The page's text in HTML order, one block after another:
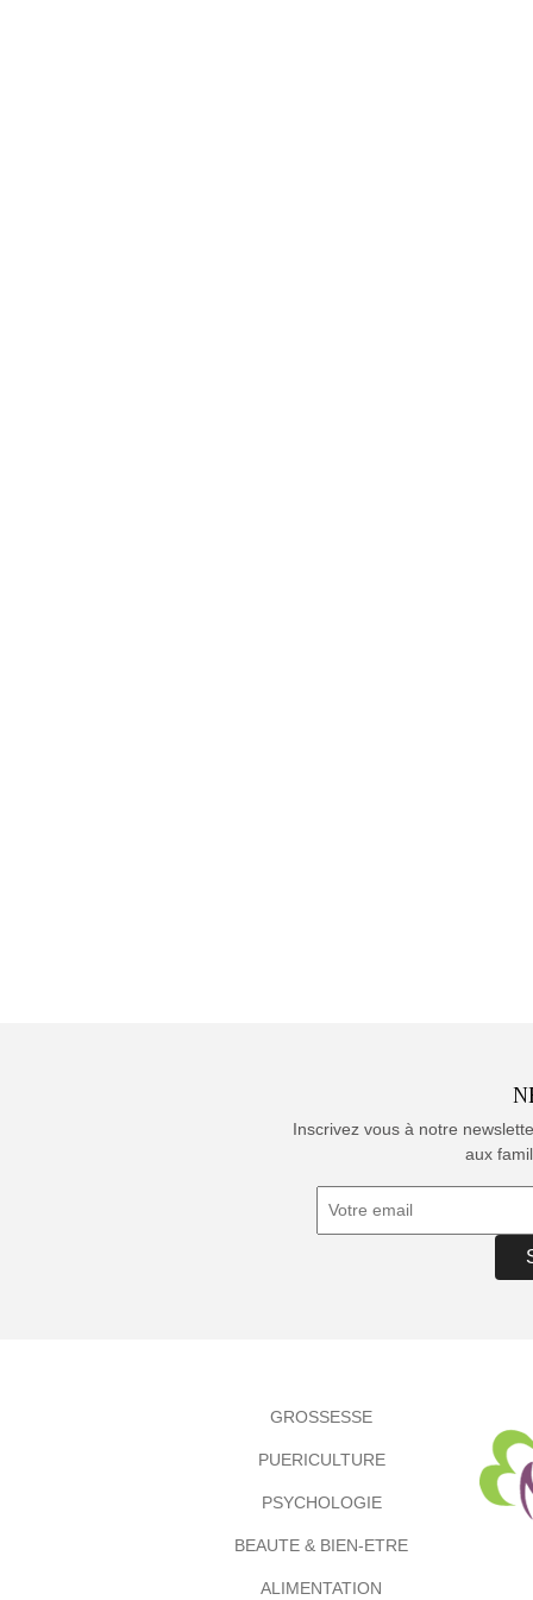
Inscrivez vous à notre
aux
GROSSESSE
PUERICULTURE
PSYCHOLOGIE
BEAUTE & BIEN-ETRE
ALIMENTATION